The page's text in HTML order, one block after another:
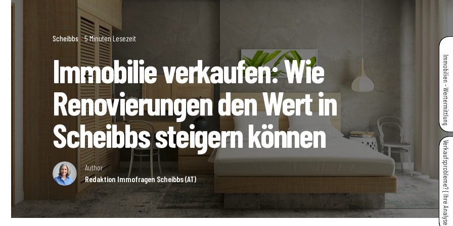
Scheibbs 5 Minuten Lesezeit
Immobilie verkaufen: Wie
Renovierungen den Wert in
Scheibbs steigern können
Author
Redaktion Immofragen Scheibbs (AT)
Immobilien - Wertermittlung
Verkaufsprobleme? { Ihre Analyse }